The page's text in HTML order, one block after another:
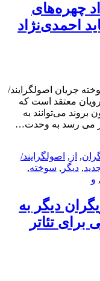
چهره‌های
احمدی‌نژاد
جریان اصولگرایند/
معتقد است که
بروند می‌توانند به
می رسد به وحدت…
, از , اصولگرایند/
, دیگر , سوخته,
, و
دیگر به
تئاتر